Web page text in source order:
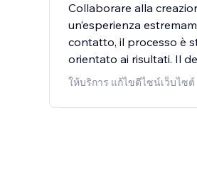
Collaborare alla
un’esperienza
contatto, il processo è
orientato ai risultati. Il
ให้บริการ แก้ไขดีไซน์เว็บไซต์